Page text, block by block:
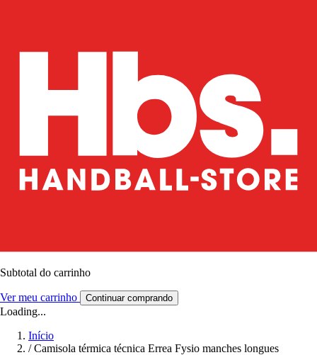
Subtotal do carrinho
Ver meu carrinho Continuar comprando
Loading...
Início
/ Camisola térmica técnica Errea Fysio manches longues